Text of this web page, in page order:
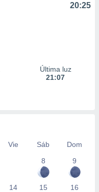
20:25
Última luz
21:07
Vie Sáb
Dom
8
9
14 15 16